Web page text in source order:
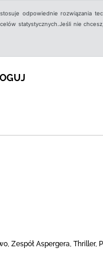
odpowiednie rozwiązania
statystycznych.Jeśli nie
Zespół Aspergera, Thriller,